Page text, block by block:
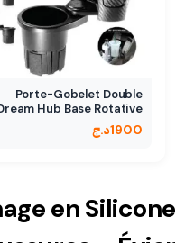
Porte-Gobelet Double
Hub Base Rotative…
1900د.ج
en Silicone